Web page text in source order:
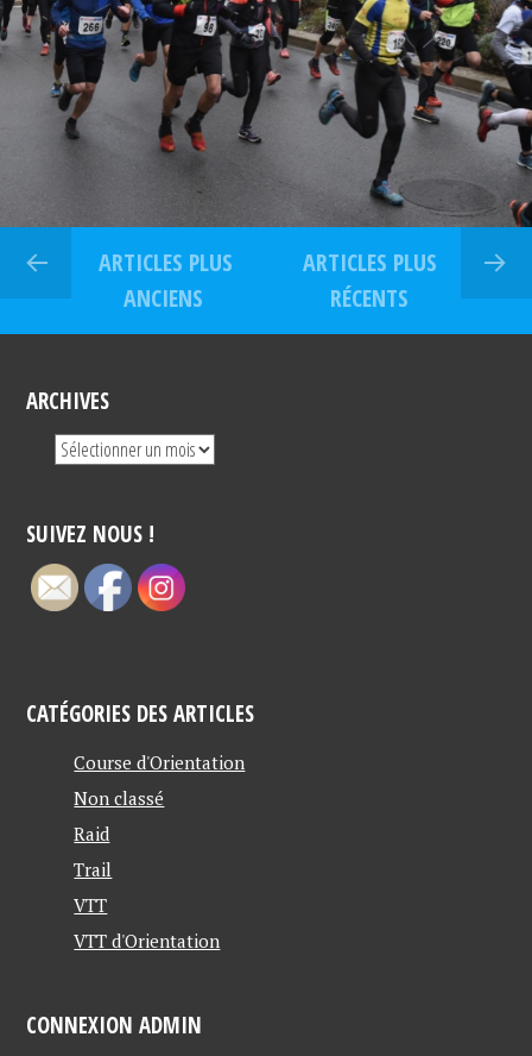
ARTICLES PLUS
ANCIENS
ARTICLES PLUS
RÉCENTS
ARCHIVES
SUIVEZ NOUS !
CATÉGORIES DES ARTICLES
Course d'Orientation
Non classé
Raid
Trail
VTT
VTT d'Orientation
CONNEXION ADMIN